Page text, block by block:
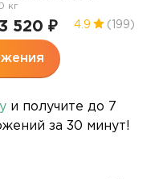
кг
520 ₽ 4.9 (199)
и получите до 7
за 30 минут!